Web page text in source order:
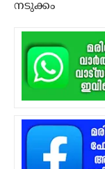
നടുക്കം